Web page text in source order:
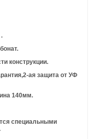
конструкции.
ая защита от УФ
140мм.
специальными